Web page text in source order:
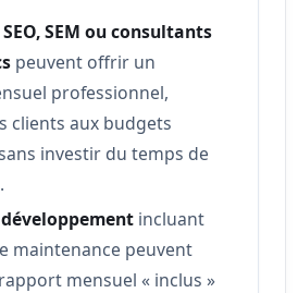
SEM ou consultants
peuvent offrir un
professionnel,
clients aux budgets
investir du temps de
incluant
maintenance peuvent
mensuel « inclus »